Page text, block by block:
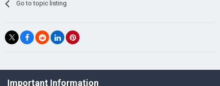
Go to topic listing
©Łukasz Jakowski Games
Important Information